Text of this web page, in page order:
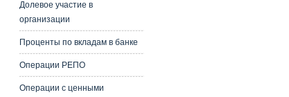
Долевое участие в
организации
Проценты по вкладам в банке
Операции РЕПО
Операции с ценными